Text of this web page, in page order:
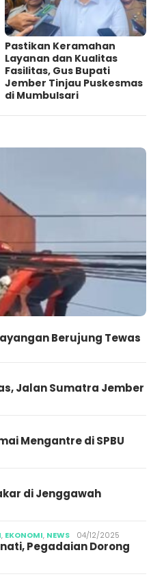
Pastikan Keramahan
Layanan dan Kualitas
Fasilitas, Gus Bupati
Jember Tinjau Puskesmas
di Mumbulsari
Berujung Tewas
Jalan Sumatra Jember
Mengantre di SPBU
di Jenggawah
, EKONOMI, NEWS 04/12/2025
Pegadaian Dorong